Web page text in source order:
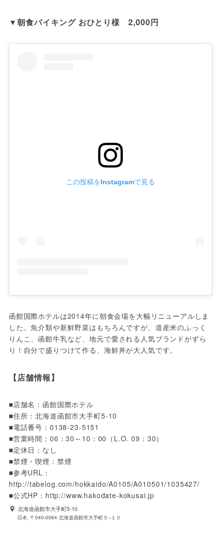
▼朝食バイキング おひとり様　2,000円
この投稿をInstagramで見る
函館国際ホテルは2014年に朝食会場を大幅リニューアルしま
した。魚介類や新鮮野菜はもちろんですが、道産米のふっく
りんこ、函館牛乳など、地元で愛される人気ブランドがずら
り！自分で盛りつけて作る、海鮮丼が大人気です。
【店舗情報】
■店舗名：函館国際ホテル
■住所：北海道函館市大手町5-10
■電話番号：0138-23-5151
■営業時間：06：30～10：00（L.O. 09：30）
■定休日：なし
■禁煙・喫煙：禁煙
■参考URL：
http://tabelog.com/hokkaido/A0105/A010501/1035427/
■公式HP：http://www.hakodate-kokusai.jp
北海道函館市大手町5-10
日本, 〒040-0064 北海道函館市大手町５−１０